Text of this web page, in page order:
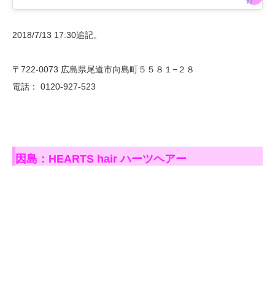
2018/7/13 17:30追記。
〒722-0073 広島県尾道市向島町５５８１−２８
電話： 0120-927-523
因島：HEARTS hair ハーツヘアー